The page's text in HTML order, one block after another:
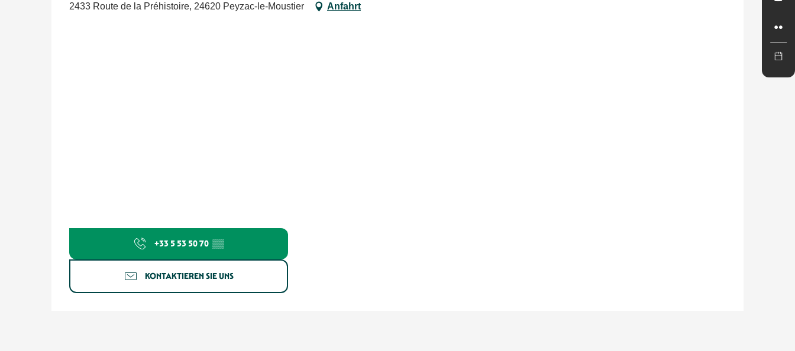
2433 Route de la Préhistoire, 24620 Peyzac-le-Moustier Anfahrt
+33 5 53 50 70 ▒▒
KONTAKTIEREN SIE UNS